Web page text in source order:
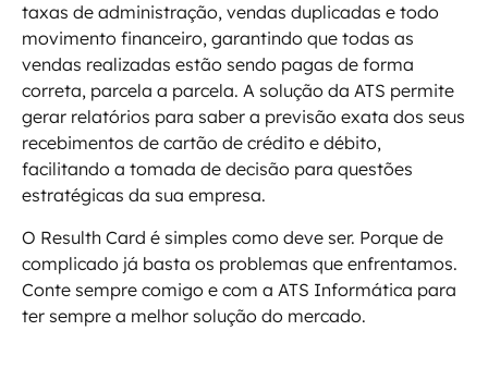
taxas de administração, vendas duplicadas e todo
movimento financeiro, garantindo que todas as
vendas realizadas estão sendo pagas de forma
correta, parcela a parcela. A solução da ATS permite
gerar relatórios para saber a previsão exata dos seus
recebimentos de cartão de crédito e débito,
facilitando a tomada de decisão para questões
estratégicas da sua empresa.
O Resulth Card é simples como deve ser. Porque de
complicado já basta os problemas que enfrentamos.
Conte sempre comigo e com a ATS Informática para
ter sempre a melhor solução do mercado.